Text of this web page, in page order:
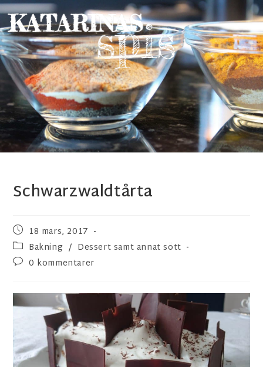
Schwarzwaldtårta
18 mars, 2017
Bakning / Dessert samt annat sött
0 kommentarer